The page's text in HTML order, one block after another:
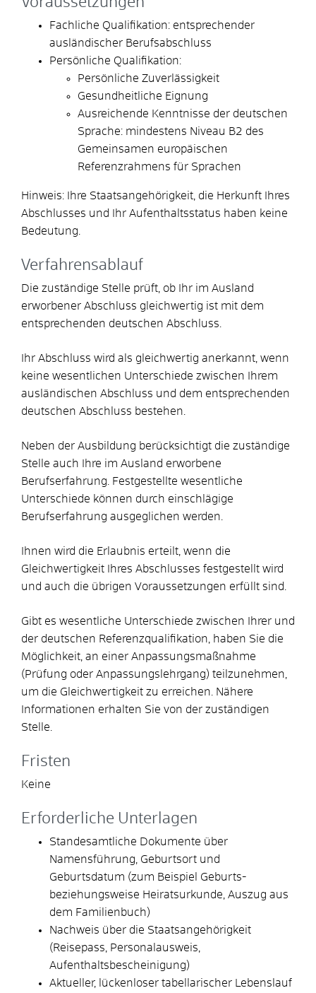
Fachliche Qualifikation: entsprechender
ausländischer Berufsabschluss
Persönliche Qualifikation:
Persönliche Zuverlässigkeit
Gesundheitliche Eignung
Ausreichende Kenntnisse der deutschen
Sprache: mindestens Niveau B2 des
Gemeinsamen europäischen
Referenzrahmens für Sprachen
Hinweis: Ihre Staatsangehörigkeit, die Herkunft Ihres
Abschlusses und Ihr Aufenthaltsstatus haben keine
Bedeutung.
Verfahrensablauf
Die zuständige Stelle prüft, ob Ihr im Ausland
erworbener Abschluss gleichwertig ist mit dem
entsprechenden deutschen Abschluss.
Ihr Abschluss wird als gleichwertig anerkannt, wenn
keine wesentlichen Unterschiede zwischen Ihrem
ausländischen Abschluss und dem entsprechenden
deutschen Abschluss bestehen.
Neben der Ausbildung berücksichtigt die zuständige
Stelle auch Ihre im Ausland erworbene
Berufserfahrung. Festgestellte wesentliche
Unterschiede können durch einschlägige
Berufserfahrung ausgeglichen werden.
Ihnen wird die Erlaubnis erteilt, wenn die
Gleichwertigkeit Ihres Abschlusses festgestellt wird
und auch die übrigen Voraussetzungen erfüllt sind.
Gibt es wesentliche Unterschiede zwischen Ihrer und
der deutschen Referenzqualifikation, haben Sie die
Möglichkeit, an einer Anpassungsmaßnahme
(Prüfung oder Anpassungslehrgang) teilzunehmen,
um die Gleichwertigkeit zu erreichen.
Nähere
Informationen erhalten Sie von der zuständigen
Stelle.
Fristen
Keine
Erforderliche Unterlagen
Standesamtliche Dokumente über
Namensführung, Geburtsort und
Geburtsdatum (zum Beispiel Geburts-
beziehungsweise Heiratsurkunde, Auszug aus
dem Familienbuch)
Nachweis über die Staatsangehörigkeit
(Reisepass, Personalausweis,
Aufenthaltsbescheinigung)
Aktueller, lückenloser tabellarischer Lebenslauf